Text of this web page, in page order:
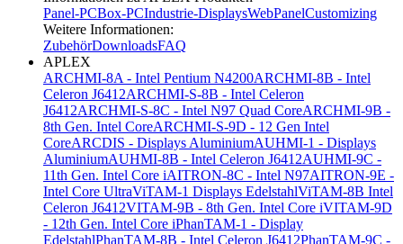
Panel-PCBox-PCIndustrie-DisplaysWebPanelCustomizing
Weitere Informationen:
ZubehörDownloadsFAQ
APLEX
ARCHMI-8A - Intel Pentium N4200ARCHMI-8B - Intel
Celeron J6412ARCHMI-S-8B - Intel Celeron
J6412ARCHMI-S-8C - Intel N97 Quad CoreARCHMI-9B -
8th Gen. Intel CoreARCHMI-S-9D - 12 Gen Intel
CoreARCDIS - Displays AluminiumAUHMI-1 - Displays
AluminiumAUHMI-8B - Intel Celeron J6412AUHMI-9C -
11th Gen. Intel Core iAITRON-8C - Intel N97AITRON-9E -
Intel Core UltraViTAM-1 Displays EdelstahlViTAM-8B Intel
Celeron J6412VITAM-9B - 8th Gen. Intel Core iVITAM-9D
- 12th Gen. Intel Core iPhanTAM-1 - Display
EdelstahlPhanTAM-8B - Intel Celeron J6412PhanTAM-9C -